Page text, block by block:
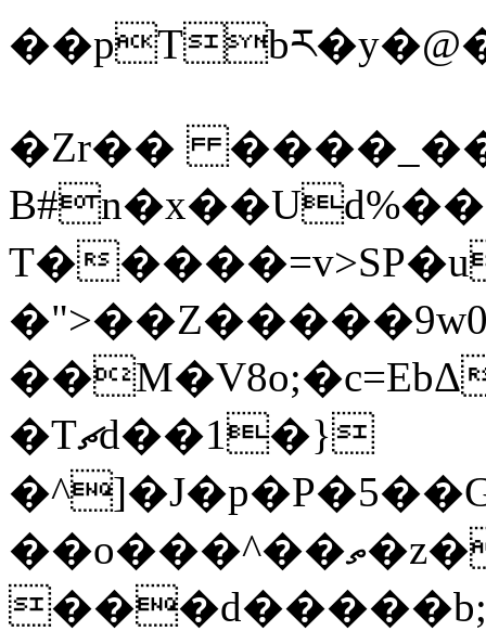
�Zr��
T�
�Tޗd��1�}
��o���^��ތ�z���L�6�~����~r